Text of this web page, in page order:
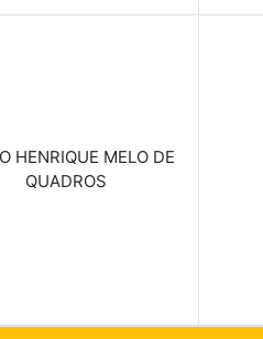
HENRIQUE MELO DE
QUADROS